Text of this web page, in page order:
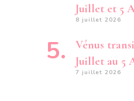
Juillet et 5
8 juillet 2026
Vénus
Juillet au 5
7 juillet 2026